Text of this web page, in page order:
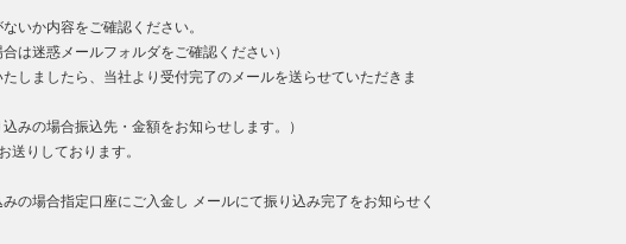
いか内容をご確認ください。
合は迷惑メールフォルダをご確認ください）
しましたら、当社より受付完了のメールを送らせていただきま
込みの場合振込先・金額をお知らせします。）
送りしております。
の場合指定口座にご入金し メールにて振り込み完了をお知らせく